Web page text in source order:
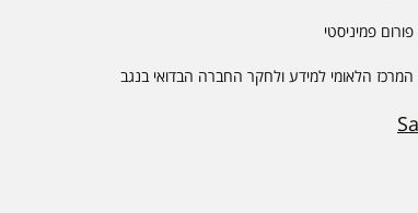
פורום פמיניסטי
המרכז הלאומי למידע ולחקר החברה הבדואי בנגב